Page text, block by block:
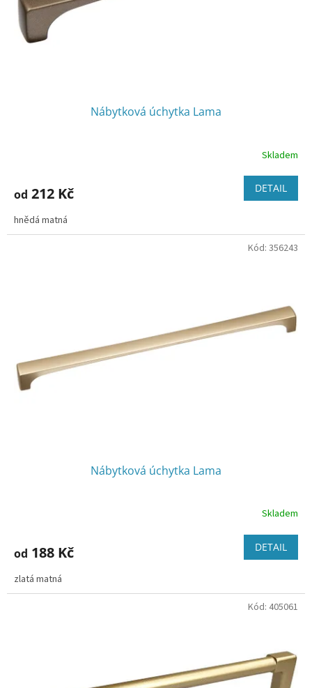
Nábytková úchytka Lama
Skladem
od 212 Kč DETAIL
hnědá matná
Nábytková úchytka Lama
Skladem
od 188 Kč DETAIL
zlatá matná
Kód: 356243
Kód: 405061